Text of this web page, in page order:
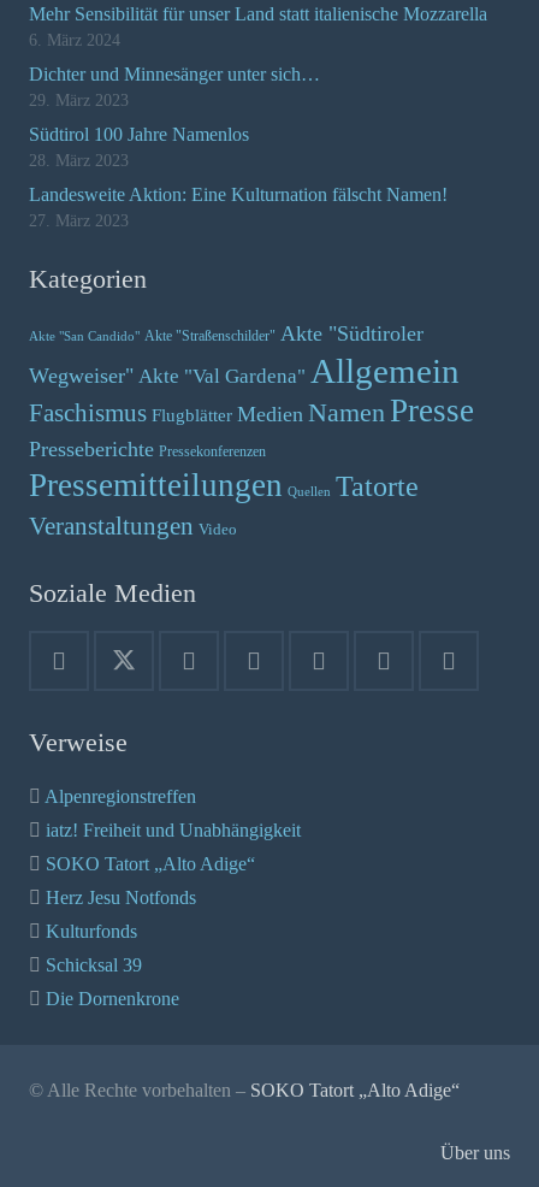
Mehr Sensibilität für unser Land statt italienische Mozzarella
6. März 2024
Dichter und Minnesänger unter sich…
29. März 2023
Südtirol 100 Jahre Namenlos
28. März 2023
Landesweite Aktion: Eine Kulturnation fälscht Namen!
27. März 2023
Kategorien
Akte "San Candido" Akte "Straßenschilder" Akte "Südtiroler
Wegweiser" Akte "Val Gardena" Allgemein
Faschismus Flugblätter Medien Namen Presse
Presseberichte Pressekonferenzen
Pressemitteilungen Quellen Tatorte
Veranstaltungen Video
Soziale Medien
Verweise
Alpenregionstreffen
iatz! Freiheit und Unabhängigkeit
SOKO Tatort „Alto Adige“
Herz Jesu Notfonds
Kulturfonds
Schicksal 39
Die Dornenkrone
© Alle Rechte vorbehalten – SOKO Tatort „Alto Adige“
Über uns